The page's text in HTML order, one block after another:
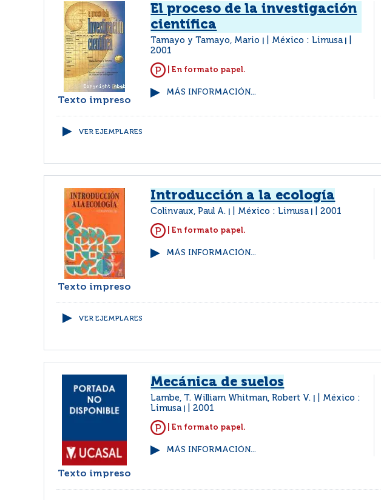
Texto impreso
El proceso de la investigación
científica
Tamayo y Tamayo, Mario México : Limusa
2001
| En formato papel.
MÁS INFORMACIÓN...
VER EJEMPLARES
Texto impreso
Introducción a la ecología
Colinvaux, Paul A. México : Limusa 2001
| En formato papel.
MÁS INFORMACIÓN...
VER EJEMPLARES
Texto impreso
Mecánica de suelos
Lambe, T. William Whitman, Robert V.
México :
Limusa
2001
| En formato papel.
MÁS INFORMACIÓN...